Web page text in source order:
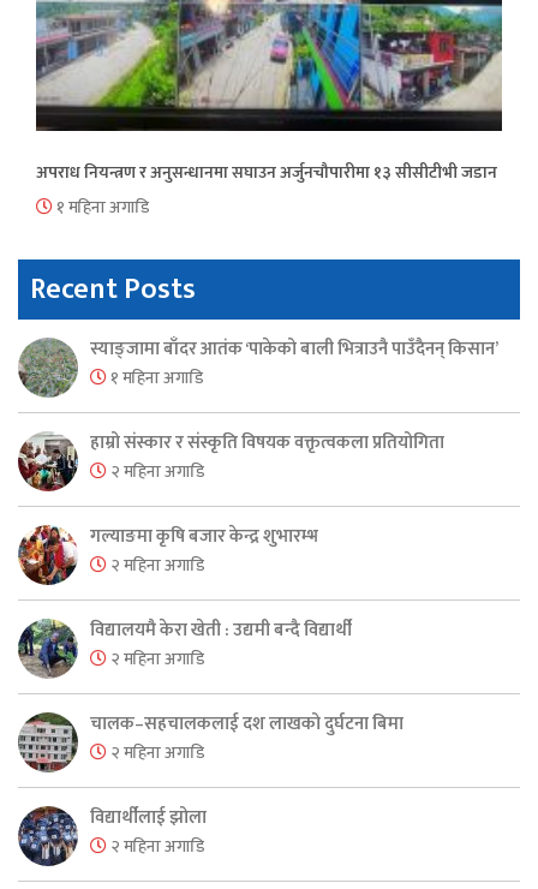
अपराध नियन्त्रण र अनुसन्धानमा सघाउन अर्जुनचौपारीमा १३ सीसीटीभी जडान
१ महिना अगाडि
Recent Posts
स्याङ्जामा बाँदर आतंक ‘पाकेको बाली भित्राउनै पाउँदैनन् किसान’
१ महिना अगाडि
हाम्रो संस्कार र संस्कृति विषयक वक्तृत्वकला प्रतियोगिता
२ महिना अगाडि
गल्याङमा कृषि बजार केन्द्र शुभारम्भ
२ महिना अगाडि
विद्यालयमै केरा खेती : उद्यमी बन्दै विद्यार्थी
२ महिना अगाडि
चालक–सहचालकलाई दश लाखको दुर्घटना बिमा
२ महिना अगाडि
विद्यार्थीलाई झोला
२ महिना अगाडि